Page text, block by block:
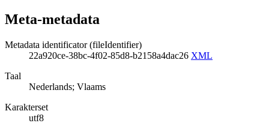
Meta-metadata
Metadata identificator (fileIdentifier)
22a920ce-38bc-4f02-85d8-b2158a4dac26 XML
Taal
Nederlands; Vlaams
Karakterset
utf8